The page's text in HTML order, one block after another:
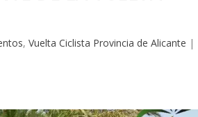
, Vuelta Ciclista Provincia de Alicante |